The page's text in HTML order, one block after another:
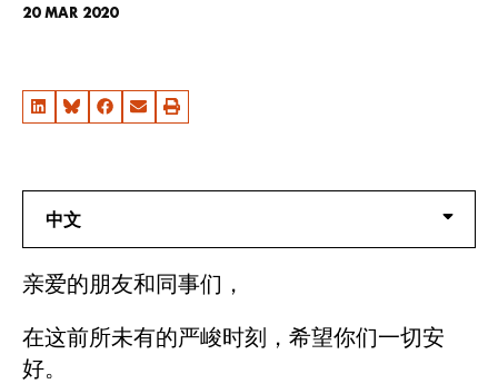
20 MAR 2020
中文
亲爱的朋友和同事们，
在这前所未有的严峻时刻，希望你们一切安
好。